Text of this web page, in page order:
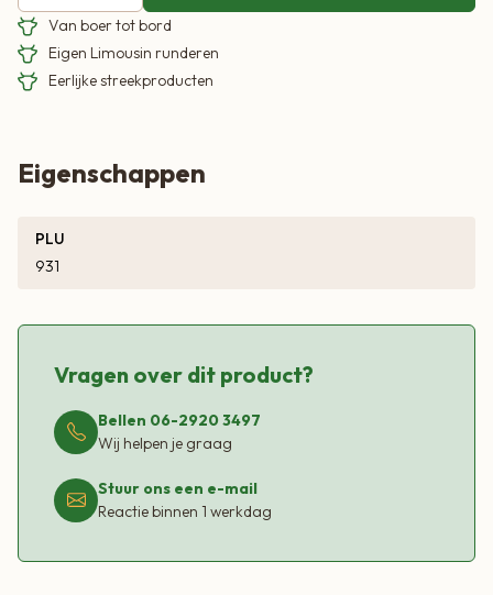
Van boer tot bord
Eigen Limousin runderen
Eerlijke streekproducten
Eigenschappen
PLU
931
Vragen over dit product?
Bellen 06-2920 3497
Wij helpen je graag
Stuur ons een e-mail
Reactie binnen 1 werkdag